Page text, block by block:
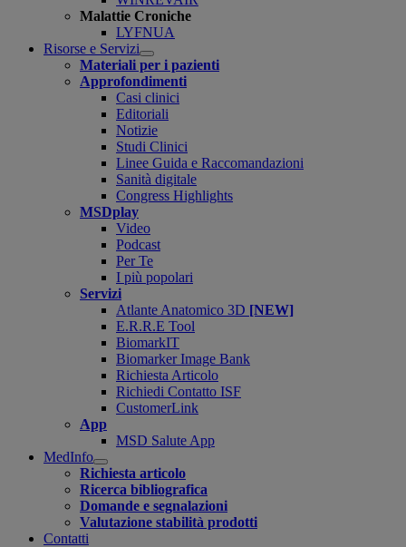
Malattie Croniche
LYFNUA
Risorse e Servizi
Open
submenu
Materiali per i pazienti
Approfondimenti
Casi clinici
Editoriali
Notizie
Studi Clinici
Linee Guida e Raccomandazioni
Sanità digitale
Congress Highlights
MSDplay
Video
Podcast
Per Te
I più popolari
Servizi
Atlante Anatomico 3D [NEW]
E.R.R.E Tool
BiomarkIT
Biomarker Image Bank
Richiesta Articolo
Richiedi Contatto ISF
CustomerLink
App
MSD Salute App
MedInfo
Open
submenu
Richiesta articolo
Ricerca bibliografica
Domande e segnalazioni
Valutazione stabilità prodotti
Contatti